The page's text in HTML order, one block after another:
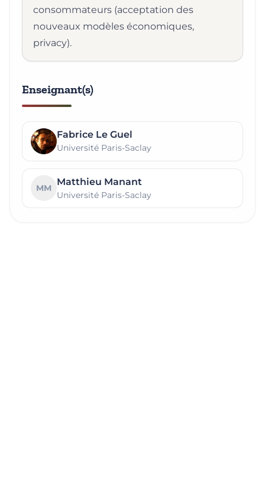
consommateurs (acceptation des
nouveaux modèles économiques,
privacy).
Enseignant(s)
Fabrice Le Guel
Université Paris-Saclay
MM
Matthieu Manant
Université Paris-Saclay